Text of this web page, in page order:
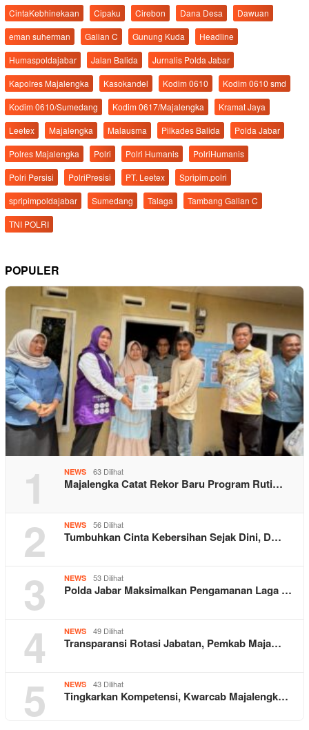
CintaKebhinekaan Cipaku Cirebon Dana Desa
Dawuan
eman suherman
Galian C Gunung Kuda
Headline
Humaspoldajabar
Jalan Balida
Jurnalis Polda Jabar
Kapolres Majalengka
Kasokandel Kodim 0610
Kodim 0610 smd
Kodim 0610/Sumedang
Kodim 0617/Majalengka
Kramat Jaya
Leetex
Majalengka Malausma Pilkades Balida
Polda Jabar
Polres Majalengka
Polri Polri Humanis
PolriHumanis
Polri Persisi
PolriPresisi PT. Leetex
Spripim.polri
spripimpoldajabar
Sumedang Talaga
Tambang Galian C
TNI POLRI
POPULER
1 NEWS 63 Dilihat
Majalengka Catat Rekor Baru Program Ruti…
2 NEWS 56 Dilihat
Tumbuhkan Cinta Kebersihan Sejak Dini, D…
3 NEWS 53 Dilihat
Polda Jabar Maksimalkan Pengamanan Laga …
4 NEWS 49 Dilihat
Transparansi Rotasi Jabatan, Pemkab Maja…
5 NEWS 43 Dilihat
Tingkarkan Kompetensi, Kwarcab Majalengk…